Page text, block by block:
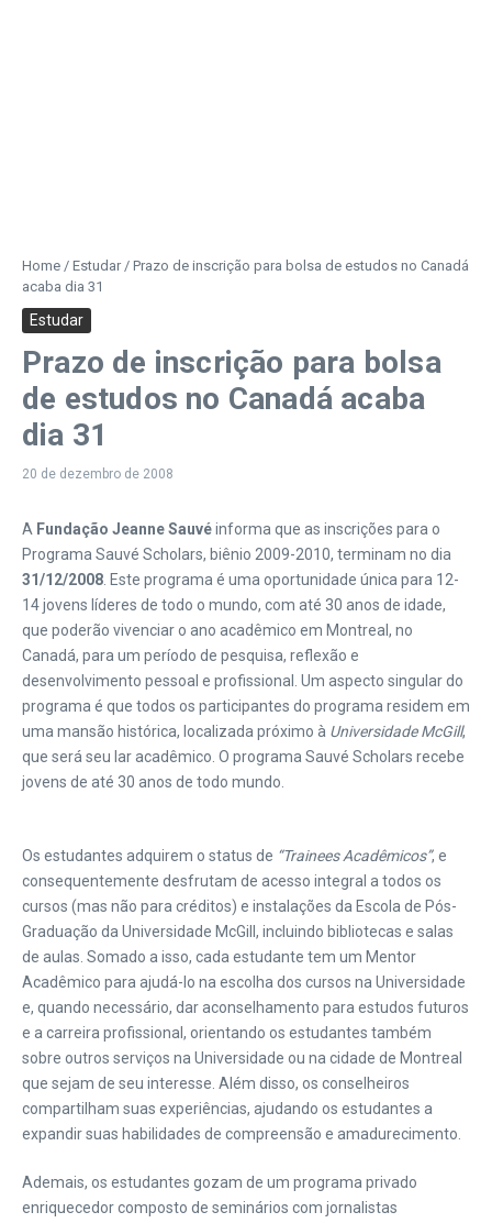
Home / Estudar / Prazo de inscrição para bolsa de estudos no Canadá
acaba dia 31
Estudar
Prazo de inscrição para bolsa
de estudos no Canadá acaba
dia 31
20 de dezembro de 2008
A Fundação Jeanne Sauvéinforma que as inscrições para o
Programa Sauvé Scholars, biênio 2009-2010, terminam no dia
31/12/2008 . Este programa é uma oportunidade única para 12-
14 jovens líderes de todo o mundo, com até 30 anos de idade,
que poderão vivenciar o ano acadêmico em Montreal, no
Canadá, para um período de pesquisa, reflexão e
desenvolvimento pessoal e profissional. Um aspecto singular do
programa é que todos os participantes do programa residem em
uma mansão histórica, localizada próximo à Universidade McGill,
que será seu lar acadêmico. O programa Sauvé Scholars recebe
jovens de até 30 anos de todo mundo.
Os estudantes adquirem o status de “Trainees Acadêmicos”, e
consequentemente desfrutam de acesso integral a todos os
cursos (mas não para créditos) e instalações da Escola de Pós-
Graduação da Universidade McGill, incluindo bibliotecas e salas
de aulas. Somado a isso, cada estudante tem um Mentor
Acadêmico para ajudá-lo na escolha dos cursos na Universidade
e, quando necessário, dar aconselhamento para estudos futuros
e a carreira profissional, orientando os estudantes também
sobre outros serviços na Universidade ou na cidade de Montreal
que sejam de seu interesse. Além disso, os conselheiros
compartilham suas experiências, ajudando os estudantes a
expandir suas habilidades de compreensão e amadurecimento.
Ademais, os estudantes gozam de um programa privado
enriquecedor composto de seminários com jornalistas